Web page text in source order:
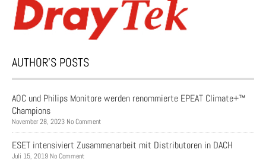
AUTHOR’S POSTS
AOC und Philips Monitore werden renommierte EPEAT Climate+™
Champions
November 28, 2023 No Comment
ESET intensiviert Zusammenarbeit mit Distributoren in DACH
Juli 15, 2019 No Comment